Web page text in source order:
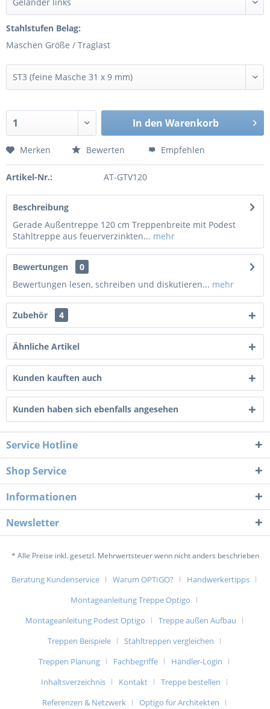
Stahlstufen Belag:
Maschen Größe / Traglast
In den Warenkorb
Merken Bewerten Empfehlen
Artikel-Nr.: AT-GTV120
Beschreibung
Gerade Außentreppe 120 cm Treppenbreite mit Podest
Stahltreppe aus feuerverzinkten... mehr
Bewertungen
0
Bewertungen lesen, schreiben und diskutieren... mehr
Zubehör 4
Ähnliche Artikel
Kunden kauften auch
Kunden haben sich ebenfalls angesehen
Service Hotline
Shop Service
Informationen
Newsletter
* Alle Preise inkl. gesetzl. Mehrwertsteuer wenn nicht anders beschrieben
Beratung Kundenservice Warum OPTIGO?
Handwerkertipps
Montageanleitung Treppe Optigo
Montageanleitung Podest Optigo
Treppe außen Aufbau
Treppen Beispiele
Stahltreppen vergleichen
Treppen Planung
Fachbegriffe
Händler-Login
Inhaltsverzeichnis
Kontakt
Treppe bestellen
Referenzen & Netzwerk
Optigo für Architekten